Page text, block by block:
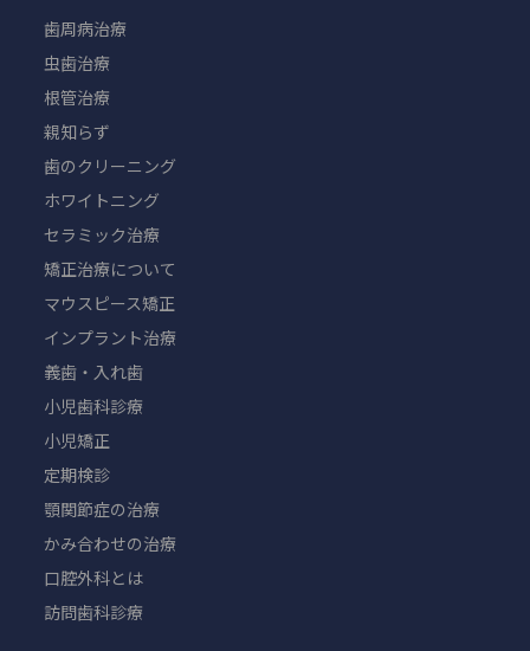
歯周病治療
虫歯治療
根管治療
親知らず
歯のクリーニング
ホワイトニング
セラミック治療
矯正治療について
マウスピース矯正
インプラント治療
義歯・入れ歯
小児歯科診療
小児矯正
定期検診
顎関節症の治療
かみ合わせの治療
口腔外科とは
訪問歯科診療